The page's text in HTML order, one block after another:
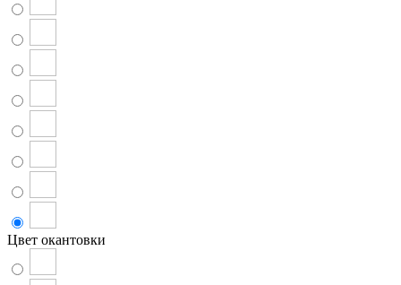
Цвет окантовки